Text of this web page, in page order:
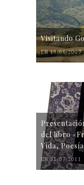
Visitando
EN 19/06/2007
del libro
Vida,
EN 31/07/2011